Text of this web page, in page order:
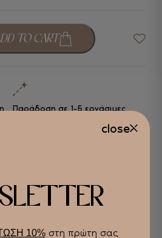
TO CART
Παράδοση σε 1-5 εργάσιμες
10%στη πρώτη σας
close